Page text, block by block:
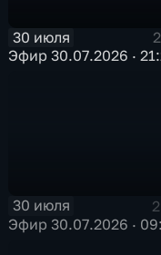
30 июля
Эфир 30.07.2026 ·
30 июля
Эфир 30.07.2026 ·